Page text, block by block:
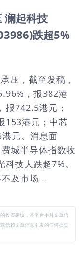
澜起科技
跌超5%
压，截至发稿，
，报382港
报742.5港元；
153港元；中芯
元。消息面
城半导体指数收
技大跌超7%。
及市场...
投资建议，本平台不对文章信
信赖文章信息引发的任何损失